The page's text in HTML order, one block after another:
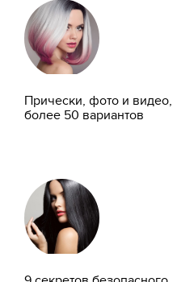
Прически, фото и видео,
более 50 вариантов